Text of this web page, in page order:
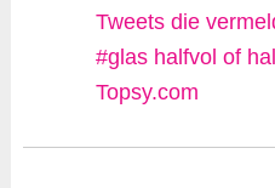
Tweets die
#glas halfvol of
Topsy.com